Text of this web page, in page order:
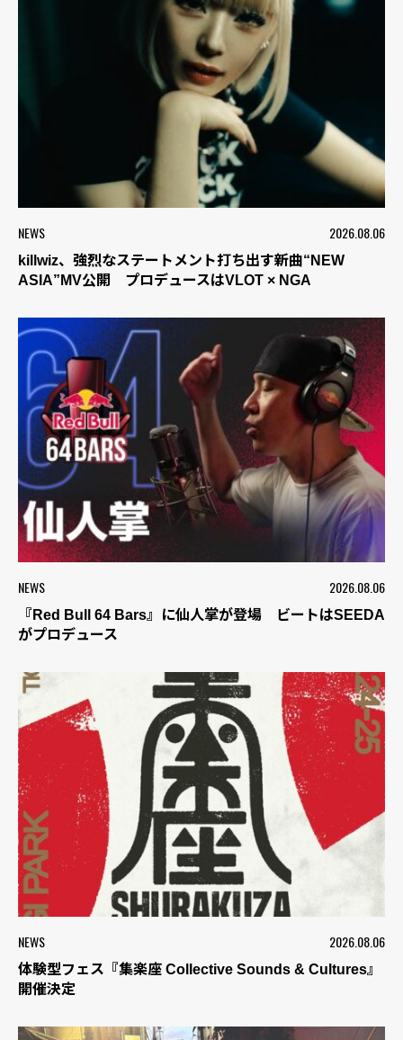
NEWS 2026.08.06
killwiz、強烈なステートメント打ち出す新曲“NEW
ASIA”MV公開 プロデュースはVLOT × NGA
NEWS 2026.08.06
『Red Bull 64 Bars』に仙人掌が登場 ビートはSEEDA
がプロデュース
NEWS 2026.08.06
体験型フェス『集楽座 Collective Sounds & Cultures』
開催決定